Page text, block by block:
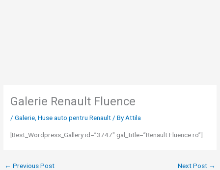
Galerie Renault Fluence
/Galerie ,Huse auto pentru Renault / ByAttila
[Best_Wordpress_Gallery id=”3747″ gal_title=”Renault Fluence ro”]
← Previous Post Next Post →